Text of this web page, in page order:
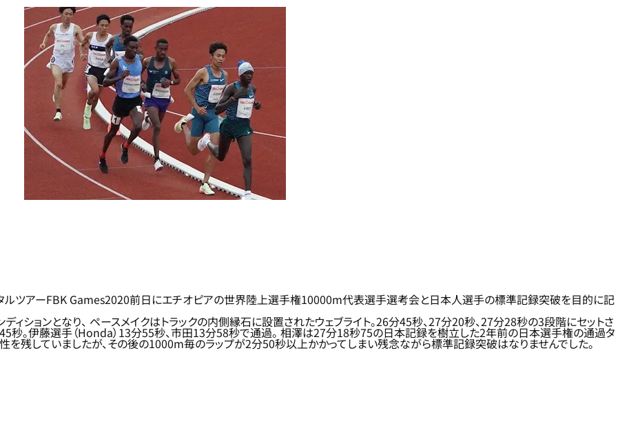
ルツアーFBK Games2020前日にエチオピアの世界陸上選手権10000m代表選手選考会と日本人選手の標準記録突破を目的に記
ィションとなり、 ペースメイクはトラックの内側縁石に設置されたウェブライト。26分45秒、27分20秒、27分28秒の3段階にセットさ
秒。伊藤選手（Honda）13分55秒、市田13分58秒で通過。 相澤は27分18秒75の日本記録を樹立した2年前の日本選手権の通過タ
残していましたが、その後の1000m毎のラップが2分50秒以上かかってしまい残念ながら標準記録突破はなりませんでした。